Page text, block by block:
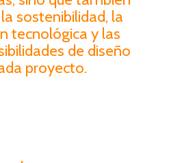
sostenibilidad, la
tecnológica y las
de diseño
proyecto.